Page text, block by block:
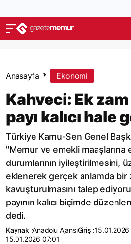
Anasayfa Ekonomi
Kahveci: Ek
payı kalıcı hale
Türkiye Kamu-Sen Genel
"Memur ve emekli maaşlarına
durumlarının iyileştirilmesini,
eklenerek gerçek anlamda bir
kavuşturulmasını talep
payının kalıcı biçimde
dedi.
Kaynak :Anadolu AjansıGiriş :
15.01.2026 07:01